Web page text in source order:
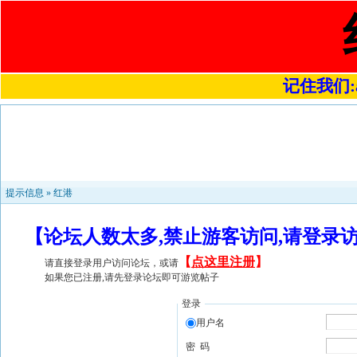
记住我们
提示信息 » 红港
【论坛人数太多,禁止游客访问,请登
请直接登录用户访问论坛，或请 【 点这里注册】
如果您已注册,请先登录论坛即可游览帖子
登录
用户名
密 码